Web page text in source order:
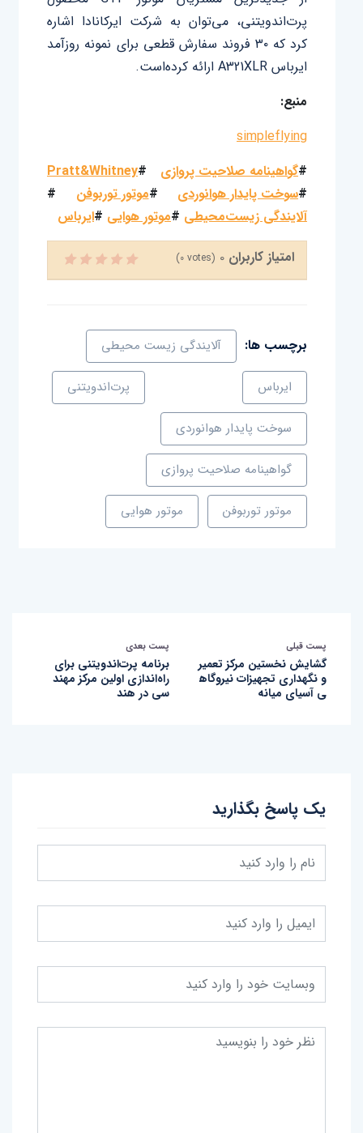
پرت‌اندویتنی، می‌توان به شرکت ایرکانادا اشاره
کرد که ۳۰ فروند سفارش قطعی برای نمونه روزآمد
ایرباس A321XLR ارائه کرده‌است.
منبع:
simpleflying
#گواهینامه صلاحیت پروازی #
Pratt&Whitney
#سوخت پایدار هوانوردی #موتور توربوفن #
آلایندگی زیست‌محیطی #موتور هوایی #ایرباس
امتیاز کاربران 0
(0 votes)
برچسب ها: آلایندگی زیست محیطی
ایرباس پرت‌اندویتنی
سوخت پایدار هوانوردی
گواهینامه صلاحیت پروازی
موتور توربوفن موتور هوایی
پست قبلی
گشایش نخستین مرکز تعمیر
و نگهداری تجهیزات نیروگاه
ی آسیای میانه
پست بعدی
برنامه پرت‌اندویتنی برای
راه‌اندازی اولین مرکز مهند
سی در هند
یک پاسخ بگذارید